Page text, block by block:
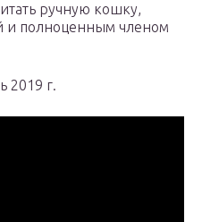
ручную кошку,
и полноценным членом
2019 г.